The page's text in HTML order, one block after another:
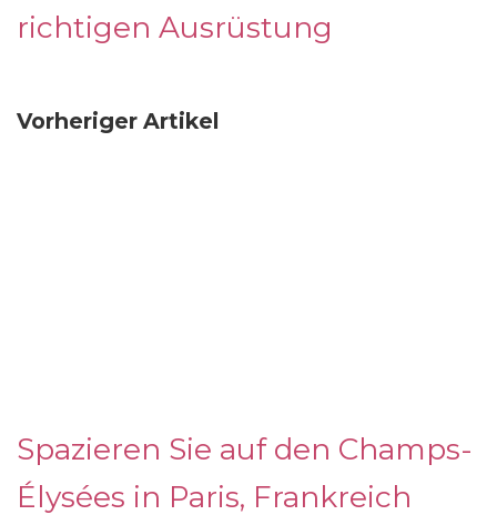
richtigen Ausrüstung
Vorheriger Artikel
Spazieren Sie auf den Champs-
Élysées in Paris, Frankreich